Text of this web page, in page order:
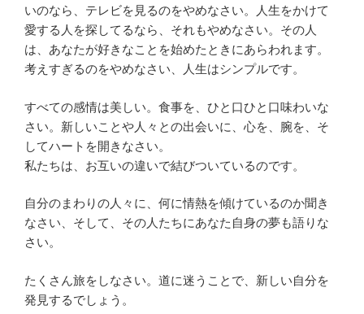
いのなら、テレビを見るのをやめなさい。人生をかけて
愛する人を探してるなら、それもやめなさい。その人
は、あなたが好きなことを始めたときにあらわれます。
考えすぎるのをやめなさい、人生はシンプルです。
すべての感情は美しい。食事を、ひと口ひと口味わいな
さい。新しいことや人々との出会いに、心を、腕を、そ
してハートを開きなさい。
私たちは、お互いの違いで結びついているのです。
自分のまわりの人々に、何に情熱を傾けているのか聞き
なさい、そして、その人たちにあなた自身の夢も語りな
さい。
たくさん旅をしなさい。道に迷うことで、新しい自分を
発見するでしょう。